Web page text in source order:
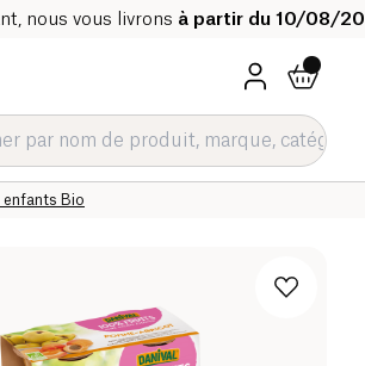
nous vous livrons à partir du 10/08/
enfants Bio
enfants Bio
bio